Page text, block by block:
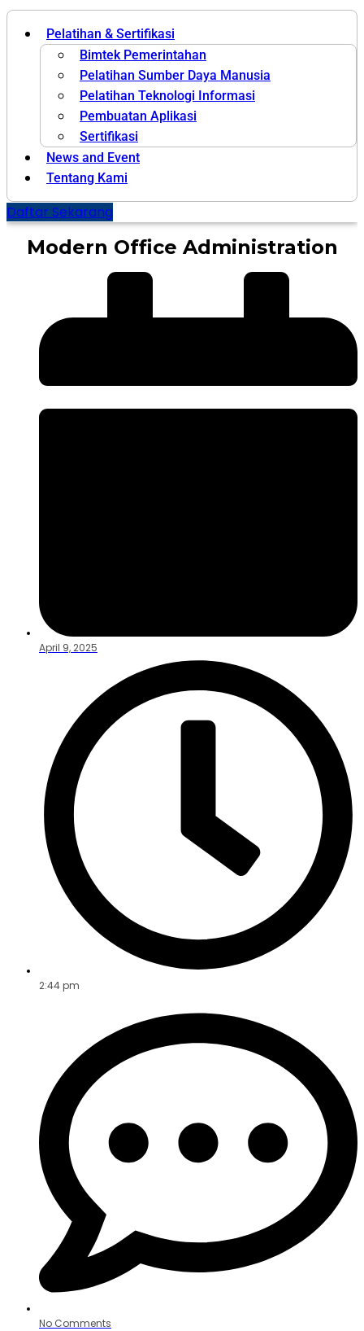
Pelatihan & Sertifikasi
Bimtek Pemerintahan
Pelatihan Sumber Daya Manusia
Pelatihan Teknologi Informasi
Pembuatan Aplikasi
Sertifikasi
News and Event
Tentang Kami
Daftar Sekarang
Modern Office Administration
April 9, 2025
2:44 pm
No Comments